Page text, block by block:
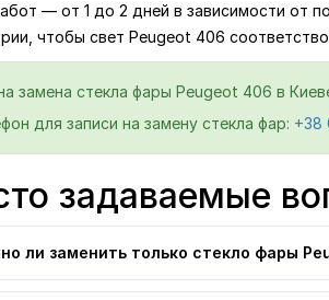
— от 1 до 2 дней в зависимости от
чтобы свет Peugeot 406
замена стекла фары Peugeot 406 в
для записи на замену стекла фар: +38
задаваемые
ли заменить только стекло фары